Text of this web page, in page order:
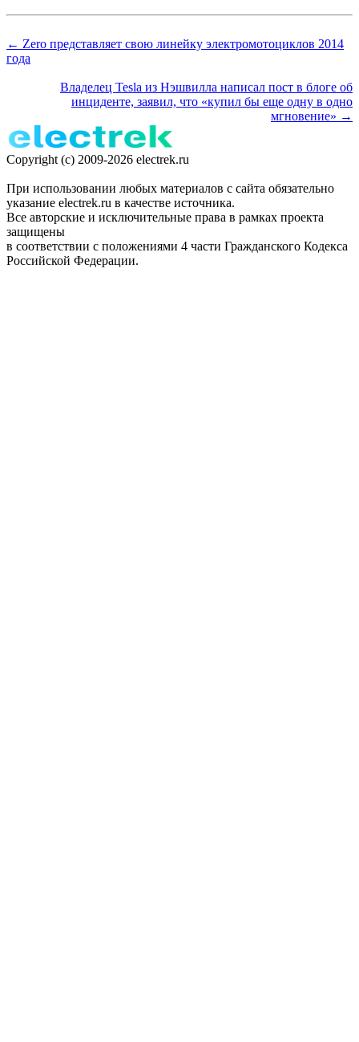
← Zero представляет свою линейку электромотоциклов 2014
года
Владелец Tesla из Нэшвилла написал пост в блоге об
инциденте, заявил, что «купил бы еще одну в одно
мгновение» →
Copyright (c) 2009-2026 electrek.ru
При использовании любых материалов с сайта обязательно
указание electrek.ru в качестве источника.
Все авторские и исключительные права в рамках проекта
защищены
в соответствии с положениями 4 части Гражданского Кодекса
Российской Федерации.